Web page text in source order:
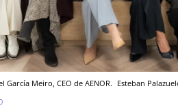
García Meiro, CEO de AENOR. Esteban